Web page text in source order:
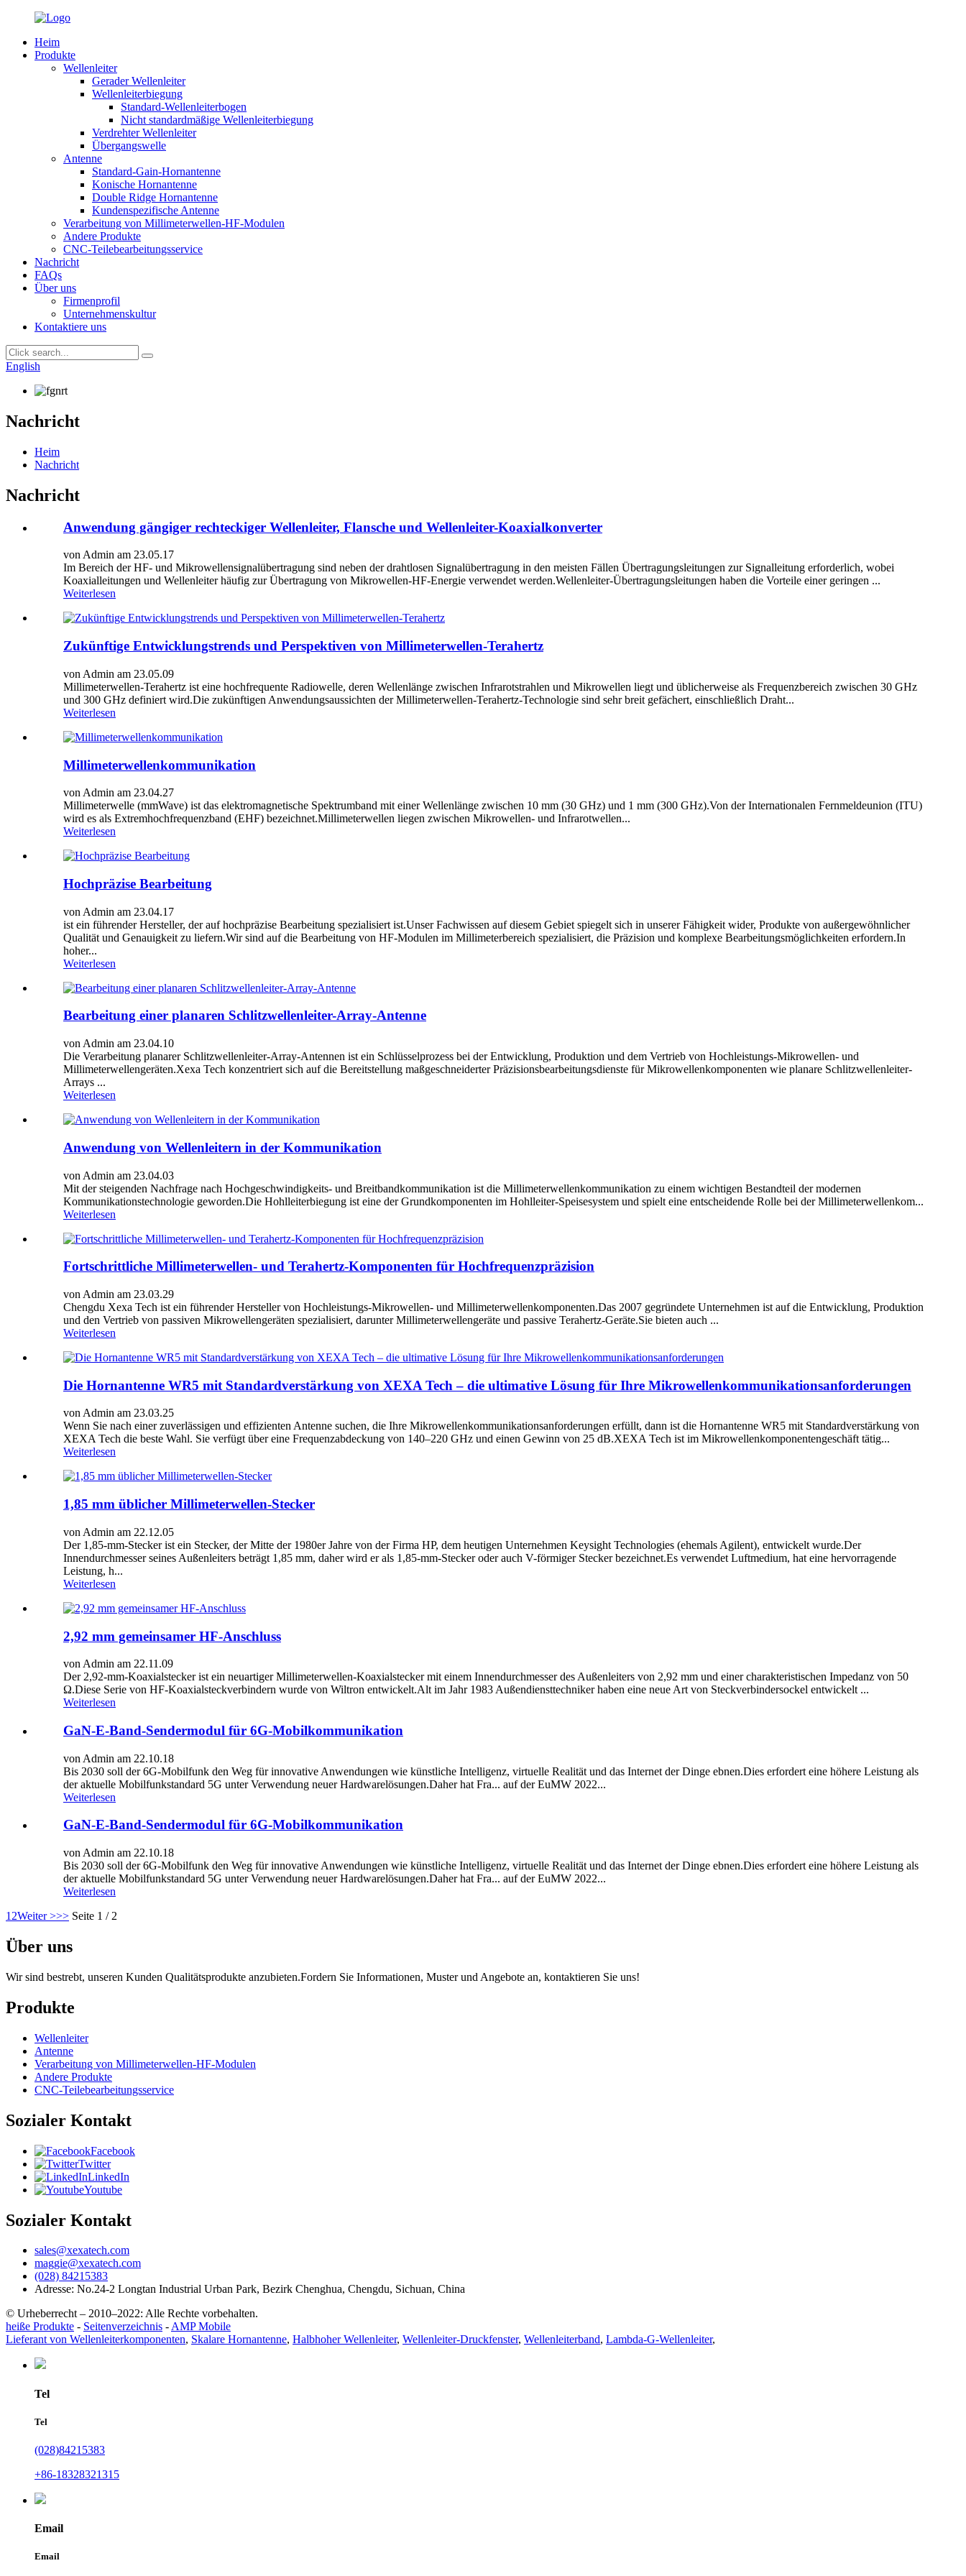
Heim
Produkte
Wellenleiter
Gerader Wellenleiter
Wellenleiterbiegung
Standard-Wellenleiterbogen
Nicht standardmäßige Wellenleiterbiegung
Verdrehter Wellenleiter
Übergangswelle
Antenne
Standard-Gain-Hornantenne
Konische Hornantenne
Double Ridge Hornantenne
Kundenspezifische Antenne
Verarbeitung von Millimeterwellen-HF-Modulen
Andere Produkte
CNC-Teilebearbeitungsservice
Nachricht
FAQs
Über uns
Firmenprofil
Unternehmenskultur
Kontaktiere uns
English
Nachricht
Heim
Nachricht
Nachricht
Anwendung gängiger rechteckiger Wellenleiter, Flansche und Wellenleiter-Koaxialkonverter
von Admin am 23.05.17
Im Bereich der HF- und Mikrowellensignalübertragung sind neben der drahtlosen Signalübertragung in den meisten Fällen Übertragungsleitungen zur Signalleitung erforderlich, wobei
Koaxialleitungen und Wellenleiter häufig zur Übertragung von Mikrowellen-HF-Energie verwendet werden.Wellenleiter-Übertragungsleitungen haben die Vorteile einer geringen ...
Weiterlesen
Zukünftige Entwicklungstrends und Perspektiven von Millimeterwellen-Terahertz
von Admin am 23.05.09
Millimeterwellen-Terahertz ist eine hochfrequente Radiowelle, deren Wellenlänge zwischen Infrarotstrahlen und Mikrowellen liegt und üblicherweise als Frequenzbereich zwischen 30 GHz
und 300 GHz definiert wird.Die zukünftigen Anwendungsaussichten der Millimeterwellen-Terahertz-Technologie sind sehr breit gefächert, einschließlich Draht...
Weiterlesen
Millimeterwellenkommunikation
von Admin am 23.04.27
Millimeterwelle (mmWave) ist das elektromagnetische Spektrumband mit einer Wellenlänge zwischen 10 mm (30 GHz) und 1 mm (300 GHz).Von der Internationalen Fernmeldeunion (ITU)
wird es als Extremhochfrequenzband (EHF) bezeichnet.Millimeterwellen liegen zwischen Mikrowellen- und Infrarotwellen...
Weiterlesen
Hochpräzise Bearbeitung
von Admin am 23.04.17
ist ein führender Hersteller, der auf hochpräzise Bearbeitung spezialisiert ist.Unser Fachwissen auf diesem Gebiet spiegelt sich in unserer Fähigkeit wider, Produkte von außergewöhnlicher
Qualität und Genauigkeit zu liefern.Wir sind auf die Bearbeitung von HF-Modulen im Millimeterbereich spezialisiert, die Präzision und komplexe Bearbeitungsmöglichkeiten erfordern.In
hoher...
Weiterlesen
Bearbeitung einer planaren Schlitzwellenleiter-Array-Antenne
von Admin am 23.04.10
Die Verarbeitung planarer Schlitzwellenleiter-Array-Antennen ist ein Schlüsselprozess bei der Entwicklung, Produktion und dem Vertrieb von Hochleistungs-Mikrowellen- und
Millimeterwellengeräten.Xexa Tech konzentriert sich auf die Bereitstellung maßgeschneiderter Präzisionsbearbeitungsdienste für Mikrowellenkomponenten wie planare Schlitzwellenleiter-
Arrays ...
Weiterlesen
Anwendung von Wellenleitern in der Kommunikation
von Admin am 23.04.03
Mit der steigenden Nachfrage nach Hochgeschwindigkeits- und Breitbandkommunikation ist die Millimeterwellenkommunikation zu einem wichtigen Bestandteil der modernen
Kommunikationstechnologie geworden.Die Hohlleiterbiegung ist eine der Grundkomponenten im Hohlleiter-Speisesystem und spielt eine entscheidende Rolle bei der Millimeterwellenkom...
Weiterlesen
Fortschrittliche Millimeterwellen- und Terahertz-Komponenten für Hochfrequenzpräzision
von Admin am 23.03.29
Chengdu Xexa Tech ist ein führender Hersteller von Hochleistungs-Mikrowellen- und Millimeterwellenkomponenten.Das 2007 gegründete Unternehmen ist auf die Entwicklung, Produktion
und den Vertrieb von passiven Mikrowellengeräten spezialisiert, darunter Millimeterwellengeräte und passive Terahertz-Geräte.Sie bieten auch ...
Weiterlesen
Die Hornantenne WR5 mit Standardverstärkung von XEXA Tech – die ultimative Lösung für Ihre Mikrowellenkommunikationsanforderungen
von Admin am 23.03.25
Wenn Sie nach einer zuverlässigen und effizienten Antenne suchen, die Ihre Mikrowellenkommunikationsanforderungen erfüllt, dann ist die Hornantenne WR5 mit Standardverstärkung von
XEXA Tech die beste Wahl. Sie verfügt über eine Frequenzabdeckung von 140–220 GHz und einen Gewinn von 25 dB.XEXA Tech ist im Mikrowellenkomponentengeschäft tätig...
Weiterlesen
1,85 mm üblicher Millimeterwellen-Stecker
von Admin am 22.12.05
Der 1,85-mm-Stecker ist ein Stecker, der Mitte der 1980er Jahre von der Firma HP, dem heutigen Unternehmen Keysight Technologies (ehemals Agilent), entwickelt wurde.Der
Innendurchmesser seines Außenleiters beträgt 1,85 mm, daher wird er als 1,85-mm-Stecker oder auch V-förmiger Stecker bezeichnet.Es verwendet Luftmedium, hat eine hervorragende
Leistung, h...
Weiterlesen
2,92 mm gemeinsamer HF-Anschluss
von Admin am 22.11.09
Der 2,92-mm-Koaxialstecker ist ein neuartiger Millimeterwellen-Koaxialstecker mit einem Innendurchmesser des Außenleiters von 2,92 mm und einer charakteristischen Impedanz von 50
Ω.Diese Serie von HF-Koaxialsteckverbindern wurde von Wiltron entwickelt.Alt im Jahr 1983 Außendiensttechniker haben eine neue Art von Steckverbindersockel entwickelt ...
Weiterlesen
GaN-E-Band-Sendermodul für 6G-Mobilkommunikation
von Admin am 22.10.18
Bis 2030 soll der 6G-Mobilfunk den Weg für innovative Anwendungen wie künstliche Intelligenz, virtuelle Realität und das Internet der Dinge ebnen.Dies erfordert eine höhere Leistung als
der aktuelle Mobilfunkstandard 5G unter Verwendung neuer Hardwarelösungen.Daher hat Fra... auf der EuMW 2022...
Weiterlesen
GaN-E-Band-Sendermodul für 6G-Mobilkommunikation
von Admin am 22.10.18
Bis 2030 soll der 6G-Mobilfunk den Weg für innovative Anwendungen wie künstliche Intelligenz, virtuelle Realität und das Internet der Dinge ebnen.Dies erfordert eine höhere Leistung als
der aktuelle Mobilfunkstandard 5G unter Verwendung neuer Hardwarelösungen.Daher hat Fra... auf der EuMW 2022...
Weiterlesen
1 2Weiter >>> Seite 1 / 2
Über uns
Wir sind bestrebt, unseren Kunden Qualitätsprodukte anzubieten.Fordern Sie Informationen, Muster und Angebote an, kontaktieren Sie uns!
Produkte
Wellenleiter
Antenne
Verarbeitung von Millimeterwellen-HF-Modulen
Andere Produkte
CNC-Teilebearbeitungsservice
Sozialer Kontakt
Facebook
Twitter
LinkedIn
Youtube
Sozialer Kontakt
sales@xexatech.com
maggie@xexatech.com
(028) 84215383
Adresse: No.24-2 Longtan Industrial Urban Park, Bezirk Chenghua, Chengdu, Sichuan, China
© Urheberrecht – 2010–2022: Alle Rechte vorbehalten.
heiße Produkte - Seitenverzeichnis -AMP Mobile
Lieferant von Wellenleiterkomponenten, Skalare Hornantenne, Halbhoher Wellenleiter, Wellenleiter-Druckfenster, Wellenleiterband, Lambda-G-Wellenleiter,
Tel
Tel
(028)84215383
+86-18328321315
Email
Email